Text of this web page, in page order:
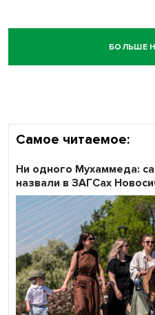
БОЛЬШЕ
Самое читаемое:
Ни одного Мухаммеда:
назвали в ЗАГСах